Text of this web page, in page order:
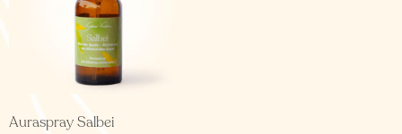
Auraspray Salbei